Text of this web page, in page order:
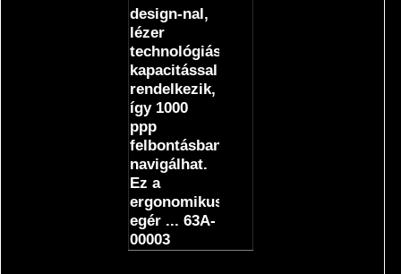
design-nal,
lézer
technológiás
kapacitással
rendelkezik,
így 1000
ppp
felbontásban
navigálhat.
Ez a
ergonomikus
egér ... 63A-
00003